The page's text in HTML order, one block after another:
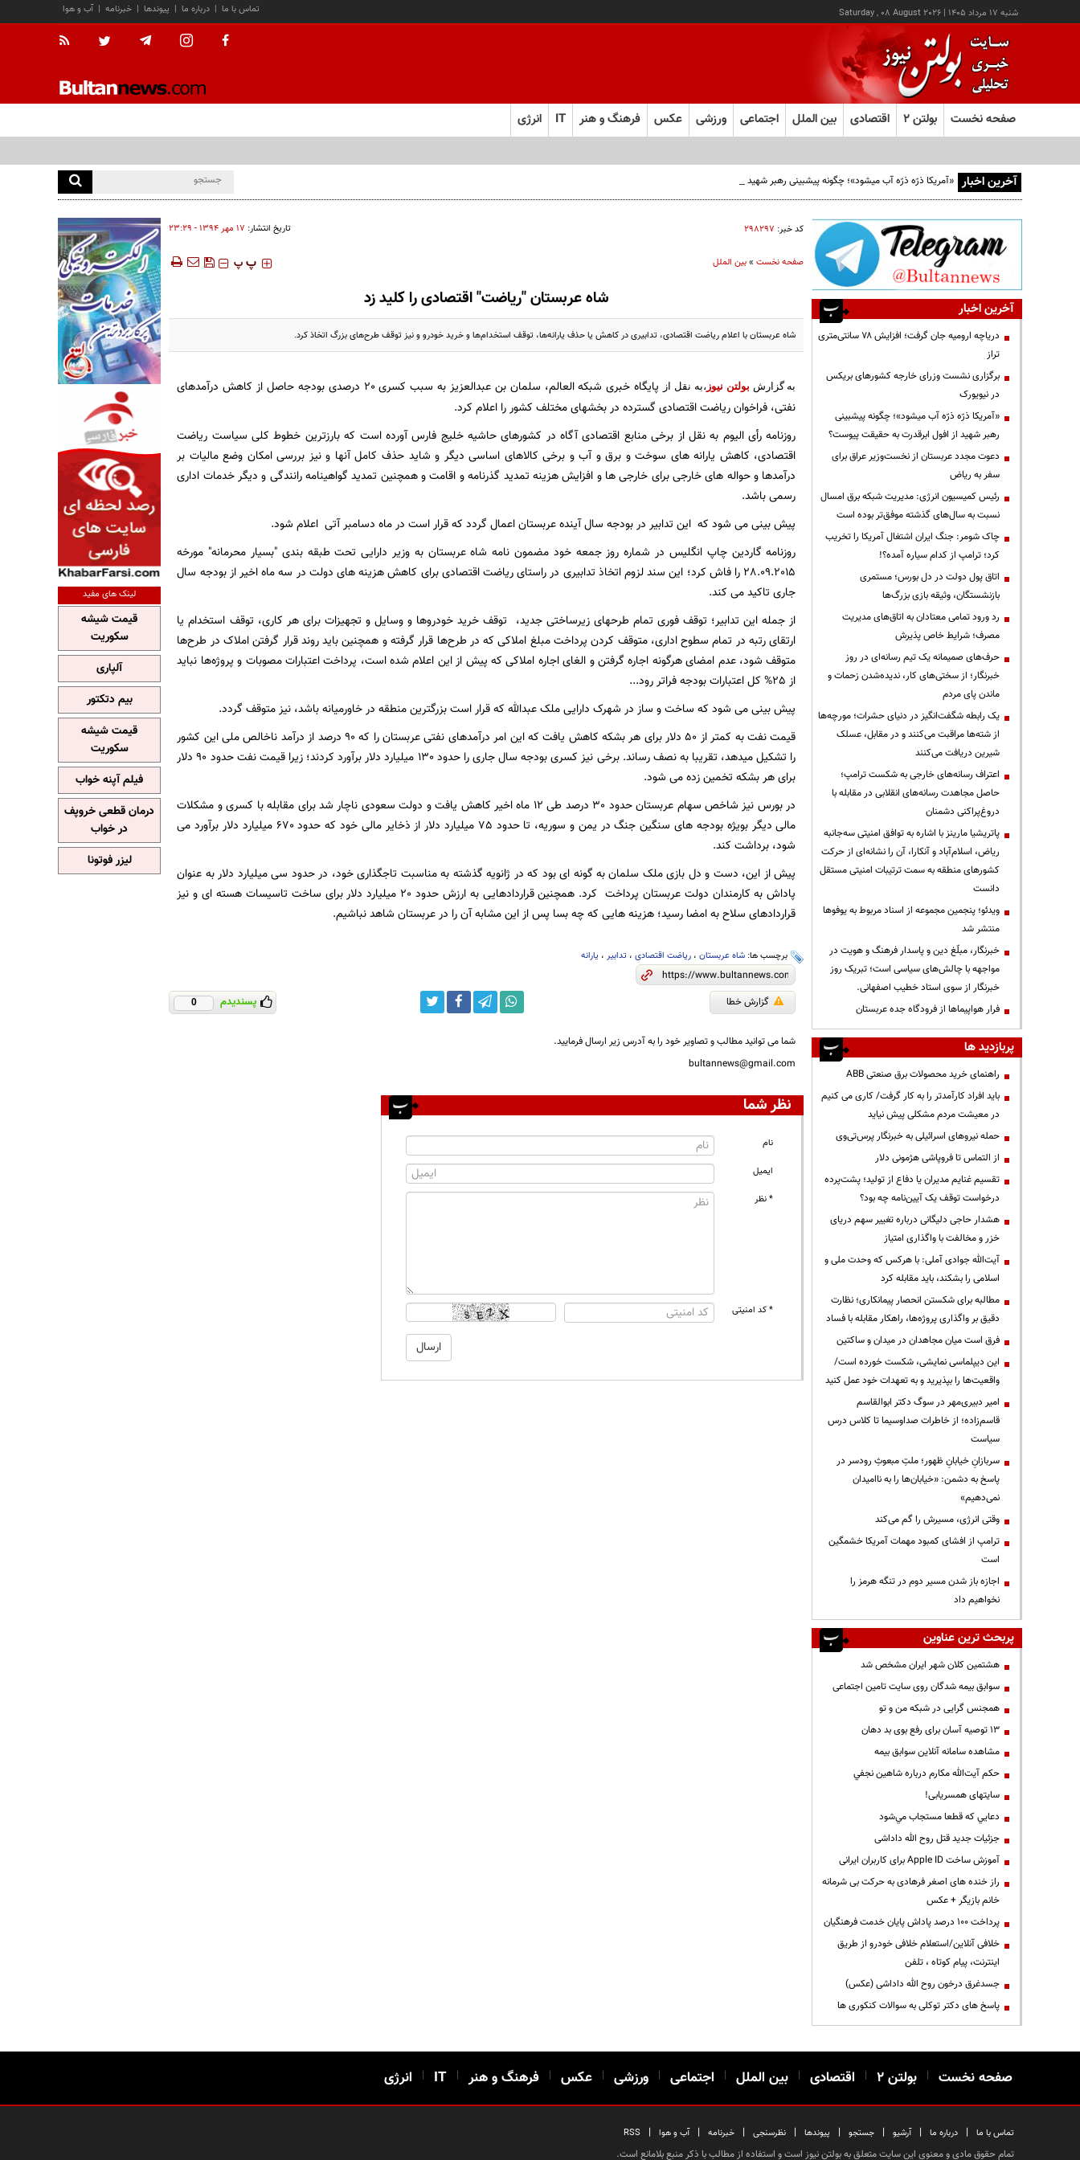
شنبه ۱۷ مرداد ۱۴۰۵ |
Saturday , 08 August 2026 آب و هوا | خبرنامه | پیوندها | درباره ما | تماس با ما
صفحه نخست بولتن ۲ اقتصادی بین الملل اجتماعی ورزشی عکس فرهنگ و هنر IT انرژی
آخرین اخبار «آمریکا ذرّه ذرّه آب میشود»؛ چگونه پیشبینی رهبر شهید از افول ابرقدرت به حقیقت پیوست؟
کد خبر: ۲۹۸۲۹۷ تاریخ انتشار: ۱۷ مهر ۱۳۹۴ - ۲۳:۲۹
صفحه نخست»بین الملل ‍‍‍ پ پ
شاه عربستان "ریاضت" اقتصادی را کلید زد
شاه عربستان با اعلام ریاضت اقتصادی، تدابیری در کاهش یا حذف یارانه‌ها، توقف استخدام‌ها و خرید خودرو و نیز توقف طرح‌های بزرگ اتخاذ کرد.
به گزارش بولتن نیوز ،به نقل از
پایگاه خبری شبکه العالم، سلمان بن عبدالعزیز به سبب کسری 20 درصدی بودجه حاصل از کاهش درآمدهای
نفتی، فراخوان ریاضت اقتصادی گسترده در بخشهای مختلف کشور را اعلام کرد.
روزنامه رأی الیوم به نقل از برخی منابع اقتصادی آگاه در کشورهای حاشیه خلیج فارس آورده است که بارزترین خطوط کلی سیاست ریاضت
اقتصادی، کاهش یارانه های سوخت و برق و آب و برخی کالاهای اساسی دیگر و شاید حذف کامل آنها و نیز بررسی امکان وضع مالیات بر
درآمدها و حواله های خارجی برای خارجی ها و افزایش هزینه تمدید گذرنامه و اقامت و همچنین تمدید گواهینامه رانندگی و دیگر خدمات اداری
رسمی باشد.
پیش بینی می شود که این تدابیر در بودجه سال آینده عربستان اعمال گردد که قرار است در ماه دسامبر آتی اعلام شود.
روزنامه گاردین چاپ انگلیس در شماره روز جمعه خود مضمون نامه شاه عربستان به وزیر دارایی تحت طبقه بندی "بسیار محرمانه" مورخه
28.09.2015 را فاش کرد؛ این سند لزوم اتخاذ تدابیری در راستای ریاضت اقتصادی برای کاهش هزینه های دولت در سه ماه اخیر از بودجه سال
جاری تاکید می کند.
از جمله این تدابیر؛ توقف فوری تمام طرحهای زیرساختی جدید، توقف خرید خودروها و وسایل و تجهیزات برای هر کاری، توقف استخدام یا
ارتقای رتبه در تمام سطوح اداری، متوقف کردن پرداخت مبلغ املاکی که در طرح‌ها قرار گرفته و همچنین باید روند قرار گرفتن املاک در طرح‌ها
متوقف شود، عدم امضای هرگونه اجاره گرفتن و الغای اجاره املاکی که پیش از این اعلام شده است، پرداخت اعتبارات مصوبات و پروژه‌ها نباید
از 25% کل اعتبارات بودجه فراتر رود...
پیش بینی می شود که ساخت و ساز در شهرک دارایی ملک عبدالله که قرار است بزرگترین منطقه در خاورمیانه باشد، نیز متوقف گردد.
قیمت نفت به کمتر از 50 دلار برای هر بشکه کاهش یافت که این امر درآمدهای نفتی عربستان را که 90 درصد از درآمد ناخالص ملی این کشور
را تشکیل میدهد، تقریبا به نصف رساند. برخی نیز کسری بودجه سال جاری را حدود 130 میلیارد دلار برآورد کردند؛ زیرا قیمت نفت حدود 90 دلار
برای هر بشکه تخمین زده می شود.
در بورس نیز شاخص سهام عربستان حدود 30 درصد طی 12 ماه اخیر کاهش یافت و دولت سعودی ناچار شد برای مقابله با کسری و مشکلات
مالی دیگر بویژه بودجه های سنگین جنگ در یمن و سوریه، تا حدود 75 میلیارد دلار از ذخایر مالی خود که حدود 670 میلیارد دلار برآورد می
شود، برداشت کند.
پیش از این، دست و دل بازی ملک سلمان به گونه ای بود که در ژانویه گذشته به مناسبت تاجگذاری خود، در حدود سی میلیارد دلار به عنوان
پاداش به کارمندان دولت عربستان پرداخت کرد. همچنین قراردادهایی به ارزش حدود 20 میلیارد دلار برای ساخت تاسیسات هسته ای و نیز
قراردادهای سلاح به امضا رسید؛ هزینه هایی که چه بسا پس از این مشابه آن را در عربستان شاهد نباشیم.
برچسب ها: شاه عربستان، ریاضت اقتصادی، تدابیر، یارانه
گزارش خطا پسندیدم 0
شما می توانید مطالب و تصاویر خود را به آدرس زیر ارسال فرمایید.
bultannews@gmail.com
نظر شما
نام
ایمیل
* نظر
* کد امنیتی
آخرین اخبار
دریاچه ارومیه جان گرفت؛ افزایش ۷۸ سانتی‌متری
تراز
برگزاری نشست وزرای خارجه کشورهای بریکس
در نیویورک
«آمریکا ذرّه ذرّه آب میشود»؛ چگونه پیشبینی
رهبر شهید از افول ابرقدرت به حقیقت پیوست؟
دعوت مجدد عربستان از نخست‌وزیر عراق برای
سفر به ریاض
رئیس کمیسیون انرژی: مدیریت شبکه برق امسال
نسبت به سال‌های گذشته موفق‌تر بوده است
چاک شومر: جنگ ایران اشتغال آمریکا را تخریب
کرد؛ ترامپ از کدام سیاره آمده؟!
اتاق پول دولت در دل بورس؛ مستمری
بازنشستگان، وثیقه بازی بزرگ‌ها
رد ورود تمامی معتادان به اتاق‌های مدیریت
مصرف؛ شرایط خاص پذیرش
حرف‌های صمیمانه یک تیم رسانه‌ای در روز
خبرنگار؛ از سختی‌های کار، ندیده‌شدن زحمات و
ماندن پای مردم
یک رابطه شگفت‌انگیز در دنیای حشرات؛ مورچه‌ها
از شته‌ها مراقبت می‌کنند و در مقابل، عسلک
شیرین دریافت می‌کنند
اعتراف رسانه‌های خارجی به شکست ترامپ؛
حاصل مجاهدت رسانه‌های انقلابی در مقابله با
دروغ‌پراکنی دشمنان
پاتریشیا مارینز با اشاره به توافق امنیتی سه‌جانبه
ریاض، اسلام‌آباد و آنکارا، آن را نشانه‌ای از حرکت
کشورهای منطقه به سمت ترتیبات امنیتی مستقل
دانست
ویدئو؛ پنجمین مجموعه از اسناد مربوط به یوفوها
منتشر شد
خبرنگار، مبلّغ دین و پاسدار فرهنگ و هویت در
مواجهه با چالش‌های سیاسی است؛ تبریک روز
خبرنگار از سوی استاد خطیب اصفهانی.
فرار هواپیماها از فرودگاه جده عربستان
پربازدید ها
راهنمای خرید محصولات برق صنعتی ABB
باید افراد کارآمدتر را به کار گرفت/ کاری می کنیم
در معیشت مردم مشکلی پیش نیاید
حمله نیروهای اسرائیلی به خبرنگار پرس‌تی‌وی
از التماس تا فروپاشی هژمونی دلار
تقسیم غنایم مدیران یا دفاع از تولید؛ پشت‌پرده
درخواست توقف یک آیین‌نامه چه بود؟
هشدار حاجی دلیگانی درباره تغییر سهم دریای
خزر و مخالفت با واگذاری امتیاز
آیت‌الله جوادی آملی: با هرکس که وحدت ملی و
اسلامی را بشکند، باید مقابله کرد
مطالبه برای شکستن انحصار پیمانکاری؛ نظارت
دقیق بر واگذاری پروژه‌ها، راهکار مقابله با فساد
فرق است میان مجاهدان در میدان و ساکتین
این دیپلماسی نمایشی، شکست خورده است/
واقعیت‌ها را بپذیرید و به تعهدات خود عمل کنید
امیر دبیری‌مهر در سوگ دکتر ابوالقاسم
قاسم‌زاده؛ از خاطرات صداوسیما تا کلاس درس
سیاست
سربازانِ خیابانِ ظهور؛ ملتِ مبعوثِ رودسر در
پاسخ به دشمن: «خیابان‌ها را به ناامیدان
نمی‌دهیم»
وقتی انرژی، مسیرش را گم می‌کند
ترامپ از افشای کمبود مهمات آمریکا خشمگین
است
اجازه باز شدن مسیر دوم در تنگه هرمز را
نخواهیم داد
پربحث ترین عناوین
هشتمین کلان شهر ایران مشخص شد
سوابق بیمه شدگان روی سایت تامین اجتماعی
همجنس گرایی در شبکه من و تو
13 توصیه آسان برای رفع بوی بد دهان
مشاهده سامانه آنلاين سوابق بیمه
حكم آيت‌الله مكارم درباره شاهين نجفي
سایتهای همسریابی!
دعايي كه قطعا مستجاب مي‌شود
جزئیات جدید قتل روح الله داداشی
آموزش ساخت Apple ID برای کاربران ایرانی
راز خنده های اصغر فرهادی به حرکت بی شرمانه
خانم بازیگر + عکس
پرداخت ۱۰۰ درصد پاداش پایان خدمت فرهنگیان
خلافی آنلاین/استعلام خلافی خودرو از طریق
اینترنت، پیام کوتاه ، تلفن
جسدغرق درخون روح الله داداشی (عکس)
پاسخ های دکتر توکلی به سوالات کنکوری ها
لینک های مفید
قیمت شیشه
سکوریت
آلپاری
بیم دتکتور
قیمت شیشه
سکوریت
فیلم آپنه خواب
درمان قطعی خروپف
در خواب
لیزر فوتونا
صفحه نخست | بولتن ۲ | اقتصادی | بین الملل | اجتماعی | ورزشی | عکس | فرهنگ و هنر |
IT
| انرژی
تماس با ما | درباره ما | آرشیو | جستجو | پیوندها | نظرسنجی | خبرنامه | آب و هوا |
RSS
تمام حقوق مادی و معنوی این سایت متعلق به بولتن نیوز است و استفاده از مطالب با ذکر منبع بلامانع است.